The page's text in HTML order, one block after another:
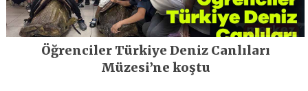
Öğrenciler Türkiye Deniz Canlıları
Müzesi’ne koştu